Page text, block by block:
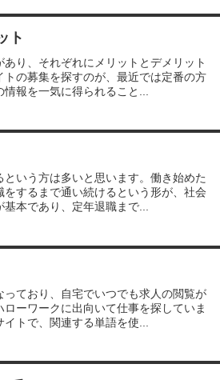
ト
り、それぞれにメリットとデメリット
の募集を探すのが、最近では定番の方
報を一気に得られること...
いう方は多いと思います。働き始めた
するまで通い続けるという形が、社会
本であり、定年退職まで...
ており、自宅でいつでも求人の閲覧が
ーワークに出向いて仕事を探していま
トで、関連する単語を使...